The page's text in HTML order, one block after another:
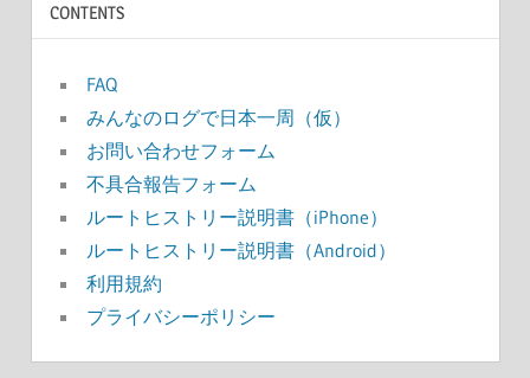
CONTENTS
FAQ
みんなのログで日本一周（仮）
お問い合わせフォーム
不具合報告フォーム
ルートヒストリー説明書（iPhone）
ルートヒストリー説明書（Android）
利用規約
プライバシーポリシー